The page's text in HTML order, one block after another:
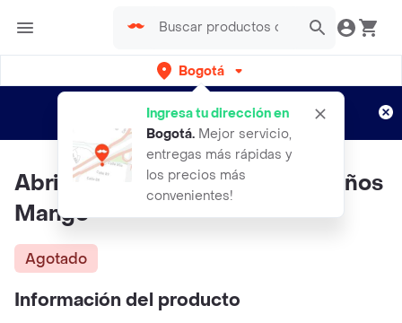
Bogotá
Ingresa tu dirección en
Bogotá. Mejor servicio,
entregas más rápidas y
los precios más
convenientes!
envíos gratis por semanas
Aplican TyC
Abrigo William Khaki Talla 10 Niños
Mango
Agotado
Información del producto